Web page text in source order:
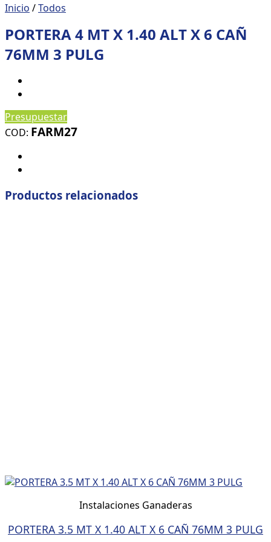
Inicio /Todos
PORTERA 4 MT X 1.40 ALT X 6 CAÑ
76MM 3 PULG
Presupuestar
COD: FARM27
Productos relacionados
Instalaciones Ganaderas
PORTERA 3.5 MT X 1.40 ALT X 6 CAÑ 76MM 3 PULG